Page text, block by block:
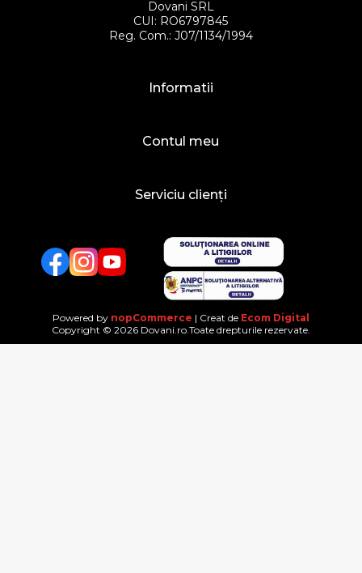
Dovani SRL
CUI: RO6797845
Reg. Com.: J07/1134/1994
Informatii
Contul meu
Serviciu clienți
FacebookTwitterYouTube
Powered by nopCommerce | Creat de Ecom Digital
Copyright © 2026 Dovani.ro.Toate drepturile rezervate.